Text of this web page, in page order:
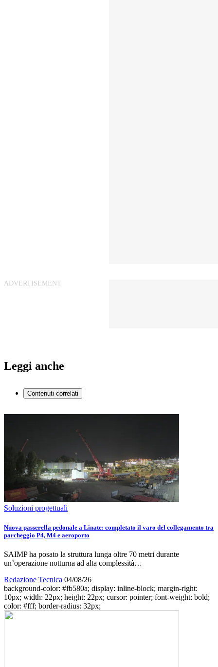
Leggi anche
Contenuti correlati
Soluzioni progettuali
Nuova passerella pedonale a Linate: completato il varo del collegamento tra
parcheggio P4, M4 e aeroporto
SAIMP ha posato la struttura lunga oltre 70 metri durante
un’operazione notturna ad alta complessità…
Redazione Tecnica 04/08/26
background-color: #fb580a; display: inline-block; margin-right:
10px; width: 22px; height: 22px; cursor: pointer; font-weight: bold;
color: #fff; border-radius: 32px;